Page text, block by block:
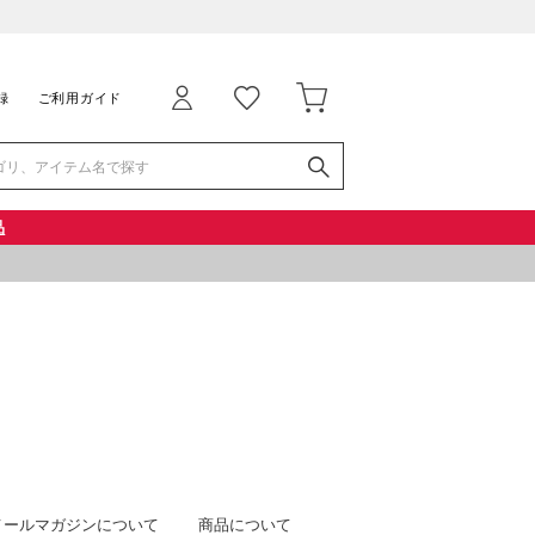
ご利用ガイド
ルマガジンについて 商品について